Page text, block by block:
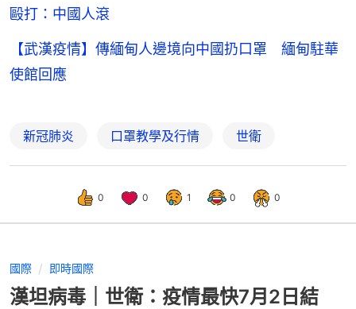
毆打：中國人滾
【武漢疫情】傳緬甸人邊境向中國扔口罩 緬甸駐華
使館回應
新冠肺炎 口罩教學及行情 世衛
0 0 1 0 0
國際 即時國際
漢坦病毒｜世衛：疫情最快7月2日結